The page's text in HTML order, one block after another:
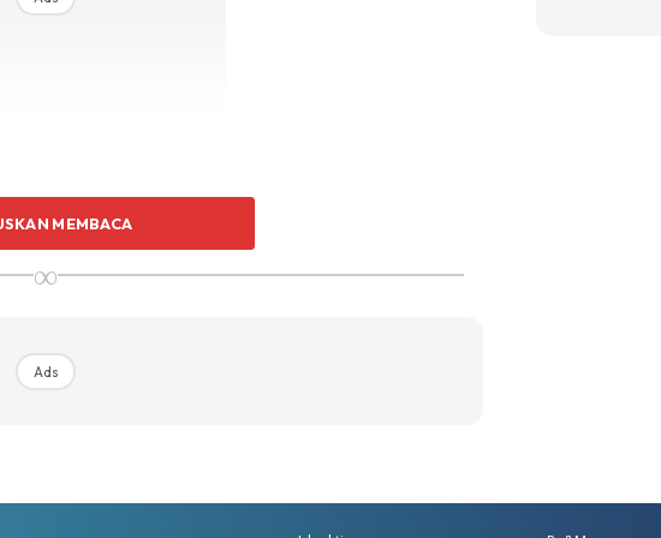
di sana, dia terkejut melihat sebuah rumah baru
pondok kecil keluarganya dahulu. Di sekeliling rumah,
merasa tidak puas hati. Dia ingin menjadi orang yang
ke laut dan memanggil ikan emas.
MEMBACA
∞
Ads